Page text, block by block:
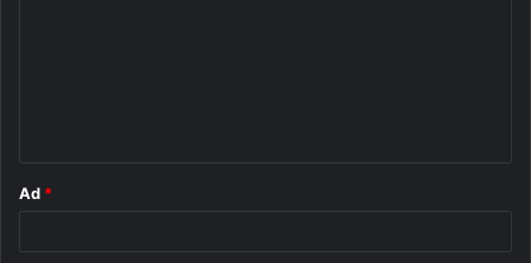
Ad *